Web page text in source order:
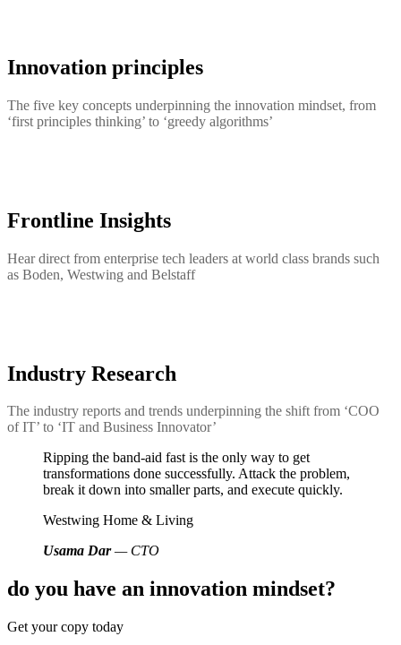
Innovation principles
The five key concepts underpinning the innovation mindset, from
‘first principles thinking’ to ‘greedy algorithms’
Frontline Insights
Hear direct from enterprise tech leaders at world class brands such
as Boden, Westwing and Belstaff
Industry Research
The industry reports and trends underpinning the shift from ‘COO
of IT’ to ‘IT and Business Innovator’
Ripping the band-aid fast is the only way to get
transformations done successfully. Attack the problem,
break it down into smaller parts, and execute quickly.
Westwing Home & Living
Usama Dar— CTO
do you have an innovation mindset?
Get your copy today